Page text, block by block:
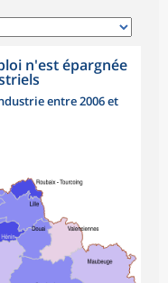
n'est épargnée
entre 2006 et